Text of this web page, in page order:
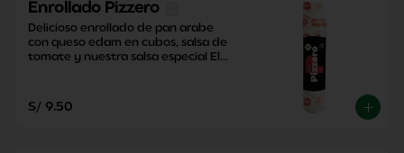
Enrollado Pizzero
Delicioso enrollado de pan arabe
con queso edam en cubos, salsa de
tomate y nuestra salsa especial El
S/ 9.50